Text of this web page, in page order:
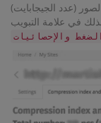
(عدد الجيجابايت)
في علامة التبويب